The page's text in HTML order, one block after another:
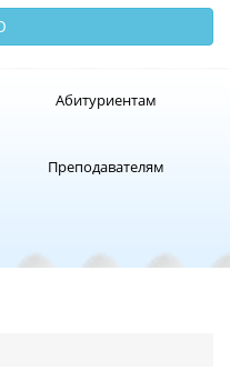
Абитуриентам
Преподавателям